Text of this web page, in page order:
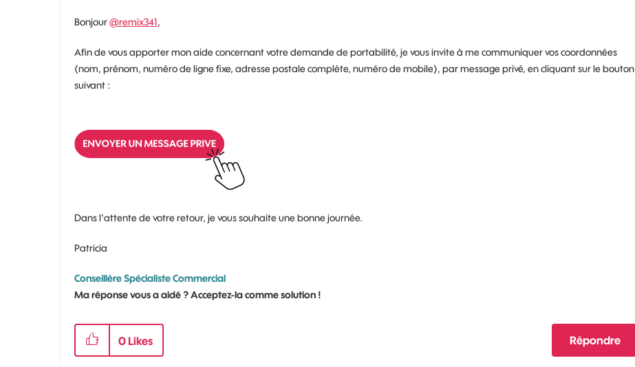
Bonjour@remix341,
Afin de vous apporter mon aide concernant votre demande de portabilité, je vous invite à me communiquer vos coordonnées
(nom, prénom, numéro de ligne fixe, adresse postale complète, numéro de mobile), par message privé, en cliquant sur le bouton
suivant :
Dans l'attente de votre retour, je vous souhaite une bonne journée.
Patricia
Conseillère Spécialiste Commercial
Ma réponse vous a aidé ? Acceptez-la comme solution !
0 Likes Répondre